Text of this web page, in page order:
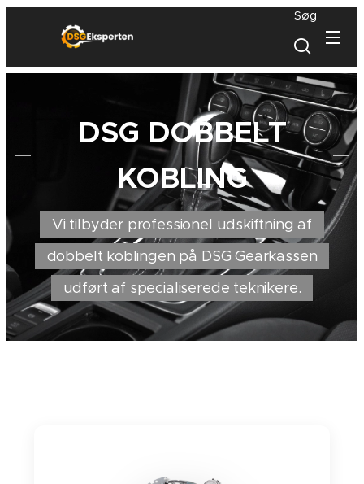
Søg
DSG DOBBELT
KOBLING
Vi tilbyder professionel udskiftning af
dobbelt koblingen på DSG Gearkassen
udført af specialiserede teknikere.